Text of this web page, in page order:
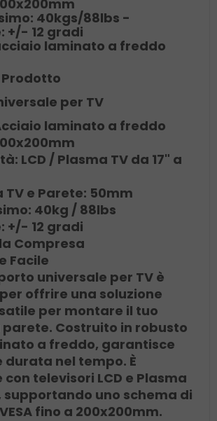
40kgs/88lbs -
+/- 12 gradi
laminato a freddo
per TV
laminato a freddo
LCD / Plasma TV da 17" a
e Parete: 50mm
40kg / 88lbs
+/- 12 gradi
Compresa
Facile
universale per TV è
offrire una soluzione
per montare il tuo
Costruito in robusto
a freddo, garantisce
durata nel tempo. È
televisori LCD e Plasma
supportando uno schema di
fino a 200x200mm.